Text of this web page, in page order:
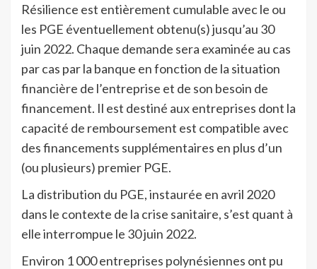
Résilience est entièrement cumulable avec le ou
les PGE éventuellement obtenu(s) jusqu’au 30
juin 2022. Chaque demande sera examinée au cas
par cas par la banque en fonction de la situation
financière de l’entreprise et de son besoin de
financement. Il est destiné aux entreprises dont la
capacité de remboursement est compatible avec
des financements supplémentaires en plus d’un
(ou plusieurs) premier PGE.
La distribution du PGE, instaurée en avril 2020
dans le contexte de la crise sanitaire, s’est quant à
elle interrompue le 30 juin 2022.
Environ 1 000 entreprises polynésiennes ont pu